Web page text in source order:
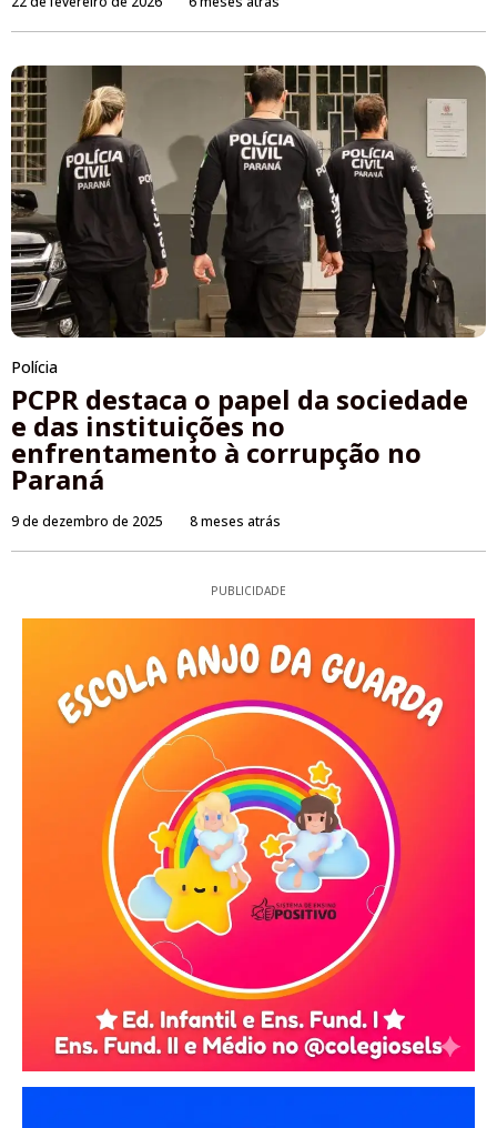
Polícia
PCPR destaca o papel da sociedade
e das instituições no
enfrentamento à corrupção no
Paraná
9 de dezembro de 2025 8 meses atrás
PUBLICIDADE